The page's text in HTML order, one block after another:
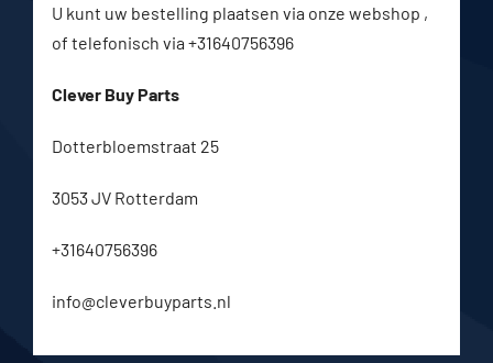
U kunt uw bestelling plaatsen via onze webshop ,
of telefonisch via +31640756396
Clever Buy Parts
Dotterbloemstraat 25
3053 JV Rotterdam
+31640756396
info@cleverbuyparts.nl